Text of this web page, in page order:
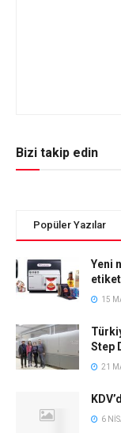
Bizi takip edin
Popüler Yazılar
Yeni
15
Step
21
6